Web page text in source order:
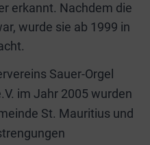
erkannt. Nachdem die
wurde sie ab 1999 in
Sauer-Orgel
im Jahr 2005 wurden
St. Mauritius und